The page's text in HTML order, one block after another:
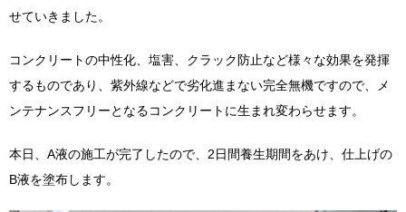
せていきました。
コンクリートの中性化、塩害、クラック防止など様々な効果を発揮
するものであり、紫外線などで劣化進まない完全無機ですので、メ
ンテナンスフリーとなるコンクリートに生まれ変わらせます。
本日、A液の施工が完了したので、2日間養生期間をあけ、仕上げの
B液を塗布します。